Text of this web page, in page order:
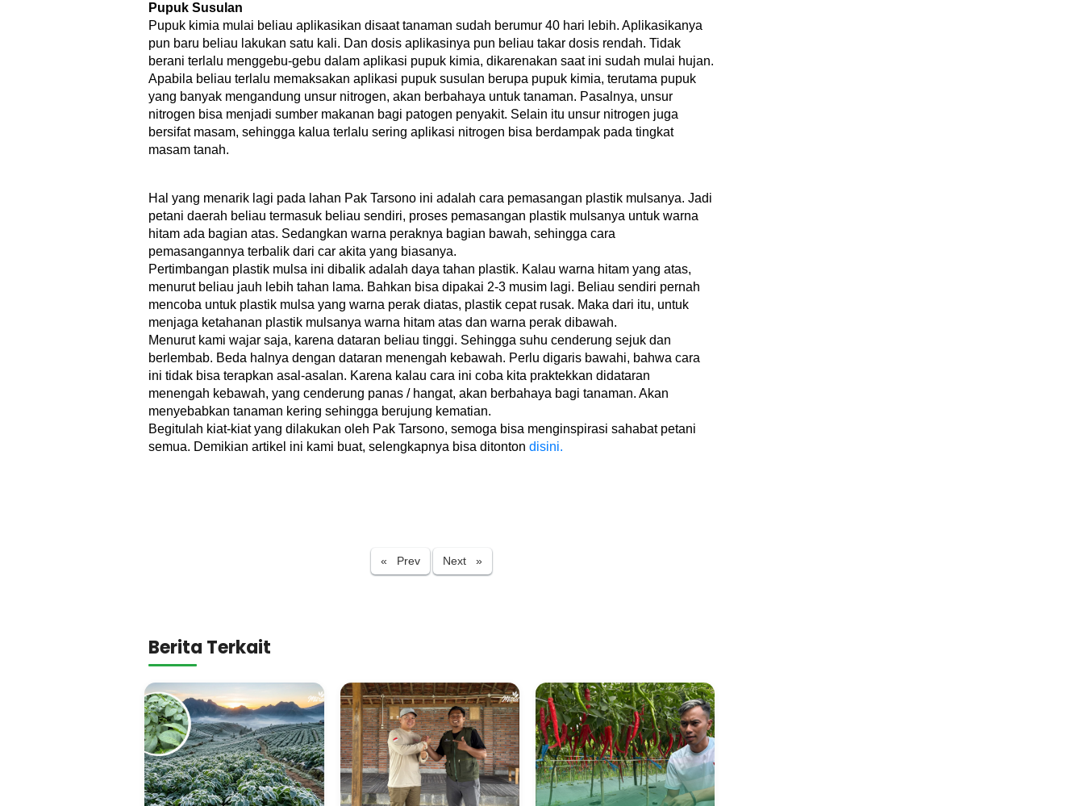
Pupuk Susulan
Pupuk kimia mulai beliau aplikasikan disaat tanaman sudah berumur 40 hari lebih. Aplikasikanya
pun baru beliau lakukan satu kali. Dan dosis aplikasinya pun beliau takar dosis rendah. Tidak
berani terlalu menggebu-gebu dalam aplikasi pupuk kimia, dikarenakan saat ini sudah mulai hujan.
Apabila beliau terlalu memaksakan aplikasi pupuk susulan berupa pupuk kimia, terutama pupuk
yang banyak mengandung unsur nitrogen, akan berbahaya untuk tanaman. Pasalnya, unsur
nitrogen bisa menjadi sumber makanan bagi patogen penyakit. Selain itu unsur nitrogen juga
bersifat masam, sehingga kalua terlalu sering aplikasi nitrogen bisa berdampak pada tingkat
masam tanah.
Hal yang menarik lagi pada lahan Pak Tarsono ini adalah cara pemasangan plastik mulsanya. Jadi
petani daerah beliau termasuk beliau sendiri, proses pemasangan plastik mulsanya untuk warna
hitam ada bagian atas. Sedangkan warna peraknya bagian bawah, sehingga cara
pemasangannya terbalik dari car akita yang biasanya.
Pertimbangan plastik mulsa ini dibalik adalah daya tahan plastik. Kalau warna hitam yang atas,
menurut beliau jauh lebih tahan lama. Bahkan bisa dipakai 2-3 musim lagi. Beliau sendiri pernah
mencoba untuk plastik mulsa yang warna perak diatas, plastik cepat rusak. Maka dari itu, untuk
menjaga ketahanan plastik mulsanya warna hitam atas dan warna perak dibawah.
Menurut kami wajar saja, karena dataran beliau tinggi. Sehingga suhu cenderung sejuk dan
berlembab. Beda halnya dengan dataran menengah kebawah. Perlu digaris bawahi, bahwa cara
ini tidak bisa terapkan asal-asalan. Karena kalau cara ini coba kita praktekkan didataran
menengah kebawah, yang cenderung panas / hangat, akan berbahaya bagi tanaman. Akan
menyebabkan tanaman kering sehingga berujung kematian.
Begitulah kiat-kiat yang dilakukan oleh Pak Tarsono, semoga bisa menginspirasi sahabat petani
semua. Demikian artikel ini kami buat, selengkapnya bisa ditontondisini.
« PrevPreviousNext »Next
Berita Terkait